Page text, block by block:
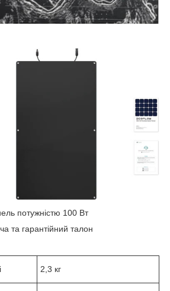
потужністю 100 Вт
та гарантійний талон
2,3 кг